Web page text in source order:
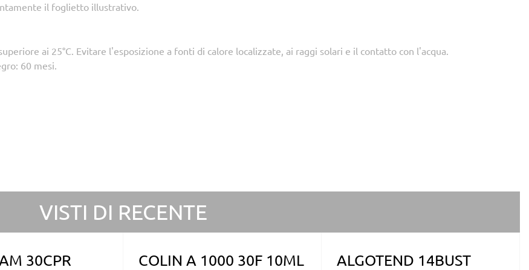
il foglietto illustrativo.
ai 25°C. Evitare l'esposizione a fonti di calore localizzate, ai raggi solari e il contatto con l'acqua.
60 mesi.
VISTI DI RECENTE
30CPR COLIN A 1000 30F 10ML ALGOTEND 14BUST